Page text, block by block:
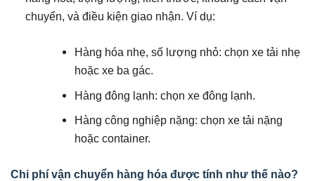
chuyển, và điều kiện giao nhận. Ví dụ:
Hàng hóa nhẹ, số lượng nhỏ: chọn xe tải nhẹ
hoặc xe ba gác.
Hàng đông lạnh: chọn xe đông lạnh.
Hàng công nghiệp nặng: chọn xe tải nặng
hoặc container.
Chi phí vận chuyển hàng hóa được tính như thế nào?